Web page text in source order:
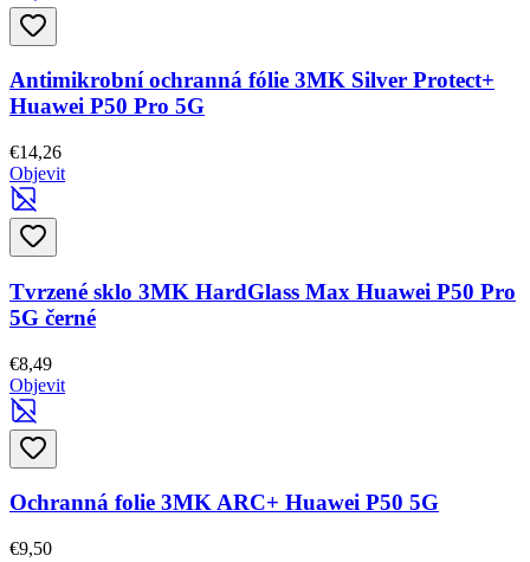
Antimikrobní ochranná fólie 3MK Silver Protect+
Huawei P50 Pro 5G
€14,26
Objevit
Tvrzené sklo 3MK HardGlass Max Huawei P50 Pro
5G černé
€8,49
Objevit
Ochranná folie 3MK ARC+ Huawei P50 5G
€9,50